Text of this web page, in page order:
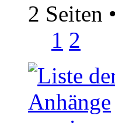
2 Seiten •
1 2